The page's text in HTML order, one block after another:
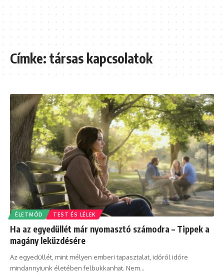
Címke:társas kapcsolatok
ÉLETMÓD TEST ÉS LÉLEK
Ha az egyedüllét már nyomasztó számodra – Tippek a
magány leküzdésére
Az egyedüllét, mint mélyen emberi tapasztalat, időről időre
mindannyiunk életében felbukkanhat. Nem…